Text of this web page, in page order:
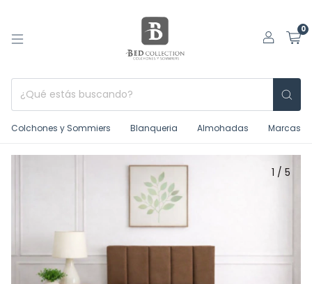
0
Colchones y Sommiers Blanqueria Almohadas Marcas
1 / 5